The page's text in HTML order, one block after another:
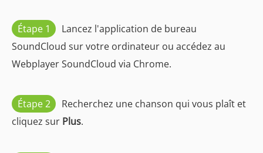
Étape 1
Lancez l'application de bureau
SoundCloud sur votre ordinateur ou accédez au
Webplayer SoundCloud via Chrome.
Étape 2
Recherchez une chanson qui vous plaît et
cliquez sur Plus.